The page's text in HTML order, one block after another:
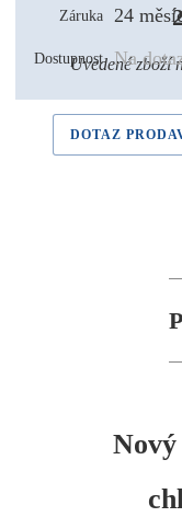
Záruka 24
Dostupnost Na
Uvedené zboží
DOTAZ